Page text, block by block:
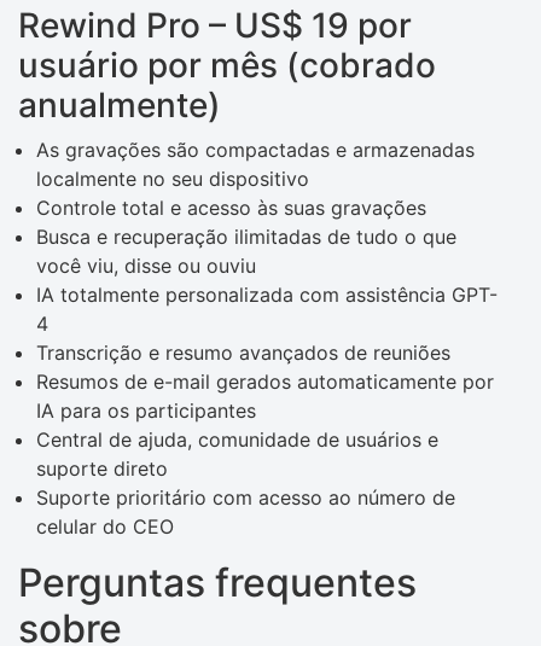
Rewind Pro – US$ 19 por
usuário por mês (cobrado
anualmente)
As gravações são compactadas e armazenadas
localmente no seu dispositivo
Controle total e acesso às suas gravações
Busca e recuperação ilimitadas de tudo o que
você viu, disse ou ouviu
IA totalmente personalizada com assistência GPT-
4
Transcrição e resumo avançados de reuniões
Resumos de e-mail gerados automaticamente por
IA para os participantes
Central de ajuda, comunidade de usuários e
suporte direto
Suporte prioritário com acesso ao número de
celular do CEO
Perguntas frequentes
sobre